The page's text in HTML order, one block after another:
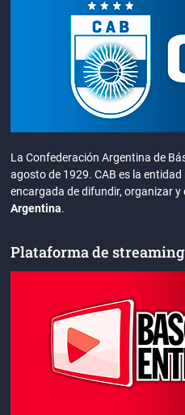
La Confederación Argentina de
agosto de 1929. CAB es la
encargada de difundir, organizar
Argentina.
Plataforma de streaming